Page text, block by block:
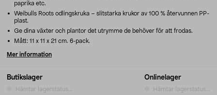
Butikslager
Hämtar lagerstatus...
Onlinelager
Hämtar lagerstatus...
paprika etc.
Weibulls Roots odlingskruka – slitstarka krukor av 100 % återvunnen PP-
plast.
Ge dina växter och plantor det utrymme de behöver för att frodas.
Mått: 11 x 11 x 21 cm. 6-pack.
Mer information